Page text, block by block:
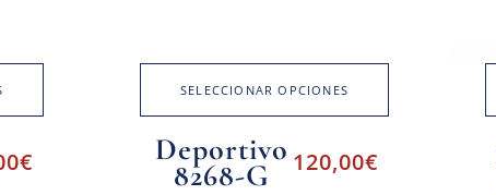
€
SELECCIONAR OPCIONES
Deportivo
8268-G 120,00€